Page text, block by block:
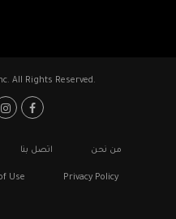
All Rights Reserved.
Footer: Social Media
Footerمن نحن اتصل بنا
Privacy Policy
Use